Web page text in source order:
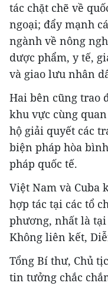
tác chặt chẽ về
ngoại; đẩy mạnh
ngành về nông
dược phẩm, y tế,
và giao lưu nhân
Hai bên cũng trao
khu vực cùng
hộ giải quyết các
biện pháp hòa
pháp quốc tế.
Việt Nam và Cuba
hợp tác tại các tổ
phương, nhất là
Không liên kết,
Tổng Bí thư, Chủ
tin tưởng chắc